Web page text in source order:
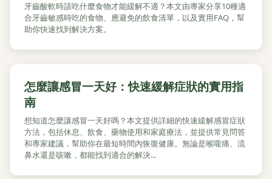
牙齒酸軟時該吃什麼食物才能緩解不適？本文由專家分享10種適
合牙齒敏感時吃的食物、應避免的飲食清單，以及實用FAQ，幫
助你快速找到解決方案。
怎麼讓感冒一天好：快速緩解症狀的實用指
南
想知道怎麼讓感冒一天好嗎？本文提供詳細的快速緩解感冒症狀
方法，包括休息、飲食、藥物使用和家庭療法，並提供常見問答
和專家建議，幫助你在最短時間內恢復健康。無論是喉嚨痛、流
鼻水還是咳嗽，都能找到適合的解決...